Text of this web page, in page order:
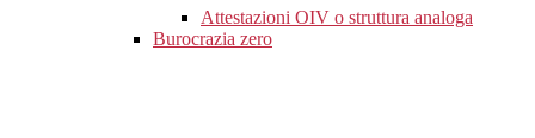
Attestazioni OIV o struttura analoga
Burocrazia zero